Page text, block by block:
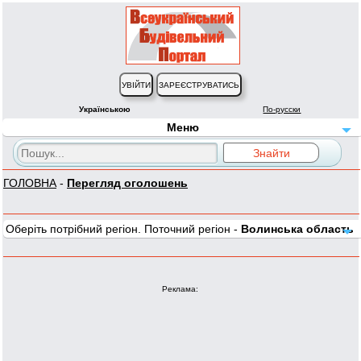
Українською По-русски
Меню
ГОЛОВНА - Перегляд оголошень
Оберіть потрібний регіон. Поточний регіон - Волинська область
Реклама: